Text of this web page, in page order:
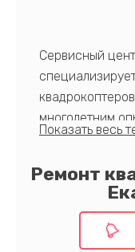
Ремонт
Сервисный
многолетним
команда
и имеет
технического
Обратитесь к